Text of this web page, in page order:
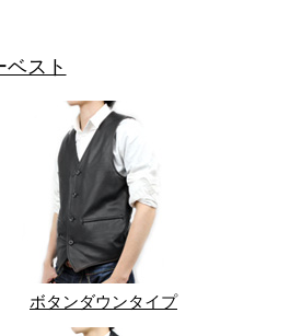
ベスト
ボタンダウンタイプ